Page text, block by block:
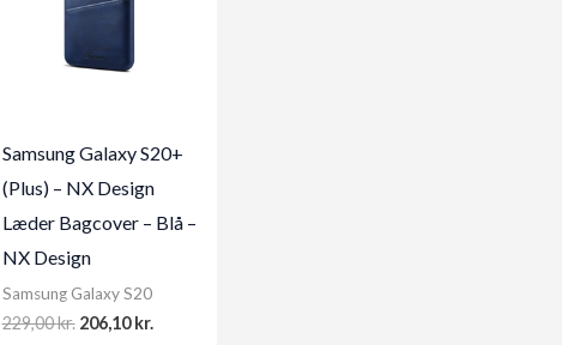
Samsung Galaxy S20+
(Plus) – NX Design
Læder Bagcover – Blå –
NX Design
Samsung Galaxy S20
229,00kr. Original
206,10kr.